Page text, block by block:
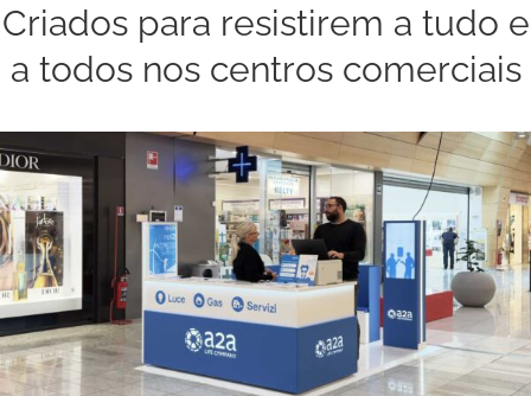
Criados para resistirem a tudo e
a todos nos centros comerciais